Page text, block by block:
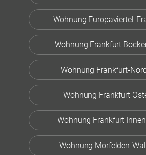
Wohnung Europaviertel-
Wohnung Frankfurt
Wohnung Frankfurt-
Wohnung Frankfurt
Wohnung Frankfurt
Wohnung Mörfelden-